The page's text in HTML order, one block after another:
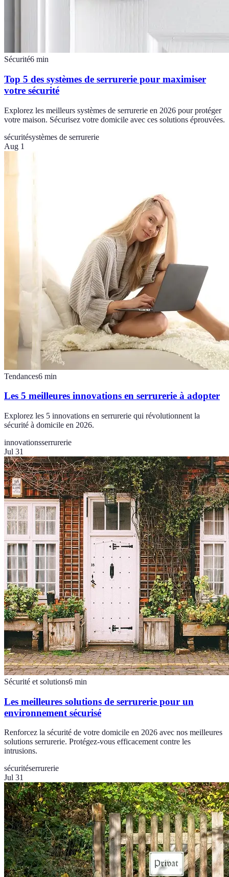
Sécurité6 min
Top 5 des systèmes de serrurerie pour maximiser
votre sécurité
Explorez les meilleurs systèmes de serrurerie en 2026 pour protéger
votre maison. Sécurisez votre domicile avec ces solutions éprouvées.
sécuritésystèmes de serrurerie
Aug 1
Tendances6 min
Les 5 meilleures innovations en serrurerie à adopter
Explorez les 5 innovations en serrurerie qui révolutionnent la
sécurité à domicile en 2026.
innovationsserrurerie
Jul 31
Sécurité et solutions6 min
Les meilleures solutions de serrurerie pour un
environnement sécurisé
Renforcez la sécurité de votre domicile en 2026 avec nos meilleures
solutions serrurerie. Protégez-vous efficacement contre les
intrusions.
sécuritéserrurerie
Jul 31